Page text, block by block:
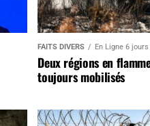
FAITS DIVERS En Ligne 6 jours
Deux régions en
toujours mobilisés